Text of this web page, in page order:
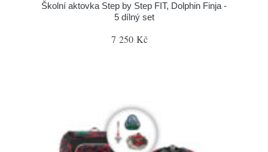
Školní aktovka Step by Step FIT, Dolphin Finja -
5 dílný set
7 250 Kč